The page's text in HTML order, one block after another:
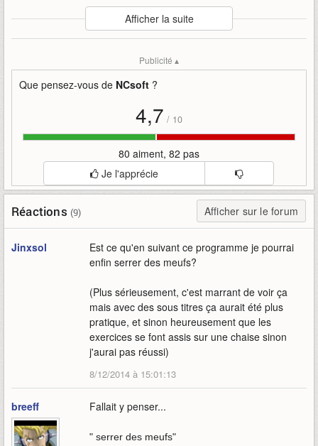
Auteur
NCsoft Korea
: Uther
ncsoft-korea
Afficher la suite
Publicité ▴
Que pensez-vous de NCsoft ?
4,7 / 10
80 aiment, 82 pas
Je l'apprécie
Réactions (9) Afficher sur le forum
Jinxsol
Est ce qu'en suivant ce programme je pourrai
enfin serrer des meufs?
(Plus sérieusement, c'est marrant de voir ça
mais avec des sous titres ça aurait été plus
pratique, et sinon heureusement que les
exercices se font assis sur une chaise sinon
j'aurai pas réussi)
8/12/2014 à 15:01:13
breeff Fallait y penser...
" serrer des meufs"